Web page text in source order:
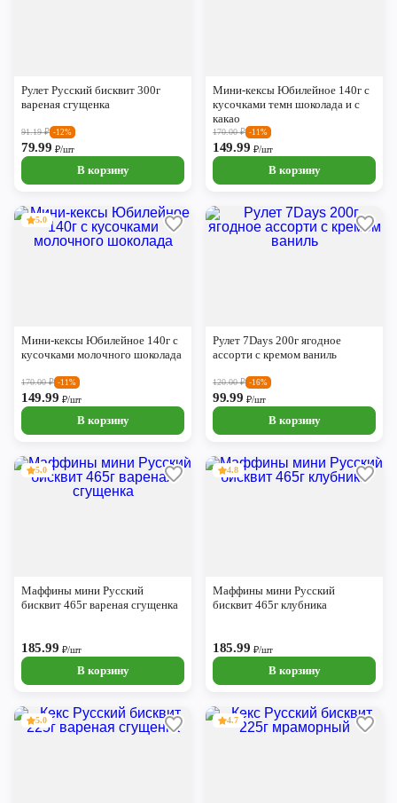
Рулет Русский бисквит 300г
вареная сгущенка
91.19₽ -12%
79.99₽/шт
В корзину
Мини-кексы Юбилейное 140г с
кусочками темн шоколада и с
какао
170.00₽ -11%
149.99 ₽/шт
В корзину
5.0
Мини-кексы Юбилейное 140г с
кусочками молочного шоколада
170.00₽ -11%
149.99 ₽/шт
В корзину
Рулет 7Days 200г ягодное
ассорти с кремом ваниль
120.00₽ -16%
99.99₽/шт
В корзину
5.0
Маффины мини Русский
бисквит 465г вареная сгущенка
185.99 ₽/шт
В корзину
4.8
Маффины мини Русский
бисквит 465г клубника
185.99 ₽/шт
В корзину
5.0 4.7